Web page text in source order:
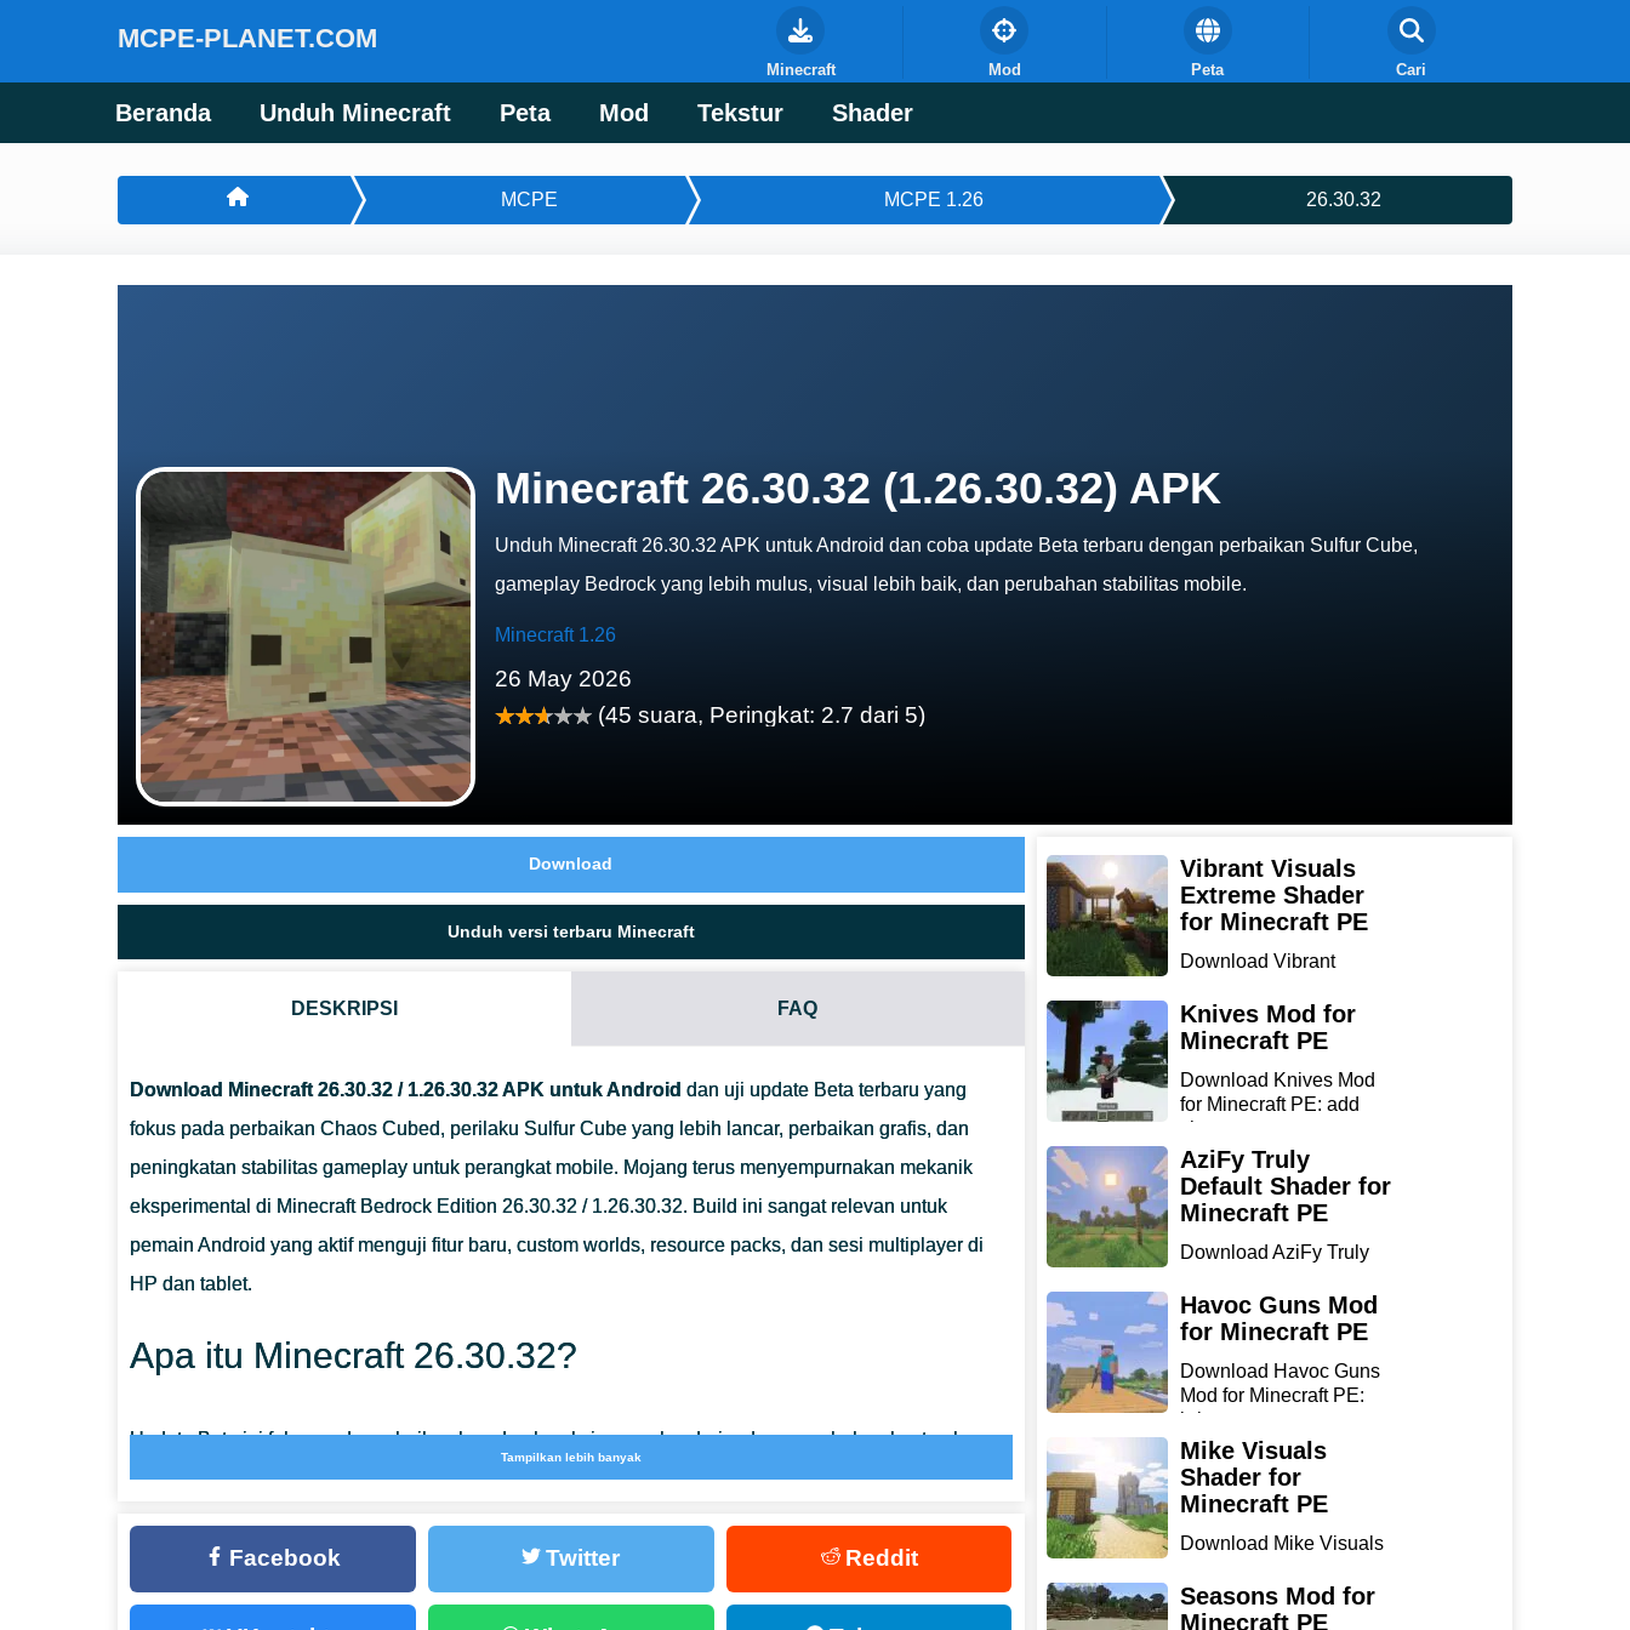
MCPE-PLANET.COM
Beranda Unduh Minecraft Peta Mod Tekstur Shader
Minecraft Mod Peta Cari
MCPE MCPE 1.26 26.30.32
Minecraft 26.30.32 (1.26.30.32) APK
Unduh Minecraft 26.30.32 APK untuk Android dan coba update Beta terbaru dengan perbaikan Sulfur Cube,
gameplay Bedrock yang lebih mulus, visual lebih baik, dan perubahan stabilitas mobile.
Minecraft 1.26
26 May 2026
(45 suara, Peringkat: 2.7 dari 5)
Download
Unduh versi terbaru Minecraft
DESKRIPSI FAQ
Download Minecraft 26.30.32 / 1.26.30.32 APK untuk Android dan uji update Beta terbaru yang
fokus pada perbaikan Chaos Cubed, perilaku Sulfur Cube yang lebih lancar, perbaikan grafis, dan
peningkatan stabilitas gameplay untuk perangkat mobile. Mojang terus menyempurnakan mekanik
eksperimental di Minecraft Bedrock Edition 26.30.32 / 1.26.30.32. Build ini sangat relevan untuk
pemain Android yang aktif menguji fitur baru, custom worlds, resource packs, dan sesi multiplayer di
HP dan tablet.
Apa itu Minecraft 26.30.32?
Update Beta ini fokus pada perbaikan bug dan koreksi gameplay daripada penambahan konten besar.
Beberapa perubahan meningkatkan cara mekanik Chaos Cubed berperilaku dalam gameplay survival
pengujian Bedrock.
Informasi Detail
Tampilkan lebih banyak
Facebook Twitter Reddit
Vibrant Visuals
Extreme Shader
for Minecraft PE
Download Vibrant
for Min...
Knives Mod for
Minecraft PE
Download Knives Mod
for Minecraft PE: add
sharp...
AziFy Truly
Default Shader for
Minecraft PE
Download AziFy Truly
Minecra...
Havoc Guns Mod
for Minecraft PE
Download Havoc Guns
Mod for Minecraft PE:
bring...
Mike Visuals
Shader for
Minecraft PE
Download Mike Visuals
...
Seasons Mod for
Minecraft PE